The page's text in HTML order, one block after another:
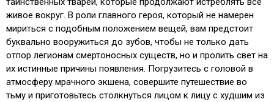
живое вокруг. В роли главного героя, который не намерен
мириться с подобным положением вещей, вам предстоит
буквально вооружиться до зубов, чтобы не только дать
отпор легионам смертоносных существ, но и пролить свет на
их истинные причины появления. Погрузитесь с головой в
атмосферу мрачного экшена, совершите путешествие во
тьму и приготовьтесь столкнуться лицом к лицу с худшим из